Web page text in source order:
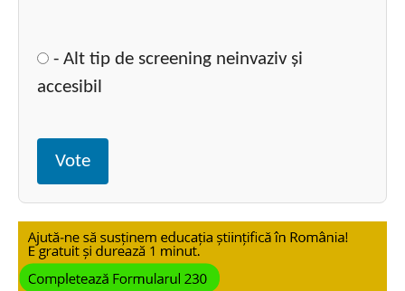
- Alt tip de screening neinvaziv și
accesibil
Vote